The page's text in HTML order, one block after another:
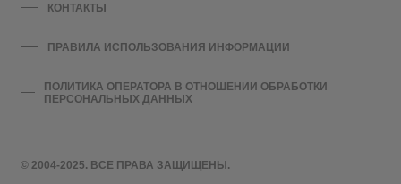
© 2004-2025. ВСЕ ПРАВА ЗАЩИЩЕНЫ.
КОНТАКТЫ
ПРАВИЛА ИСПОЛЬЗОВАНИЯ ИНФОРМАЦИИ
ПОЛИТИКА ОПЕРАТОРА В ОТНОШЕНИИ ОБРАБОТКИ
ПЕРСОНАЛЬНЫХ ДАННЫХ